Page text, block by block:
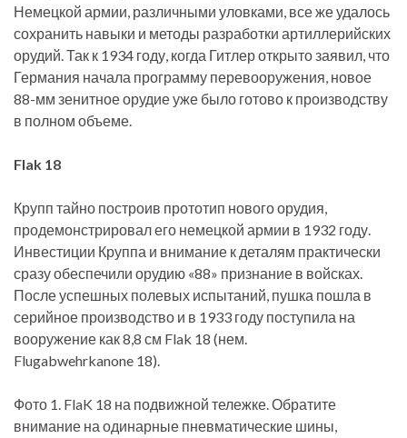
Немецкой армии, различными уловками, все же удалось
сохранить навыки и методы разработки артиллерийских
орудий. Так к 1934 году, когда Гитлер открыто заявил, что
Германия начала программу перевооружения, новое
88-мм зенитное орудие уже было готово к производству
в полном объеме.
Flak 18
Крупп тайно построив прототип нового орудия,
продемонстрировал его немецкой армии в 1932 году.
Инвестиции Круппа и внимание к деталям практически
сразу обеспечили орудию «88» признание в войсках.
После успешных полевых испытаний, пушка пошла в
серийное производство и в 1933 году поступила на
вооружение как 8,8 см Flak 18 (нем.
Flugabwehrkanone 18).
Фото 1. FlaK 18 на подвижной тележке. Обратите
внимание на одинарные пневматические шины,